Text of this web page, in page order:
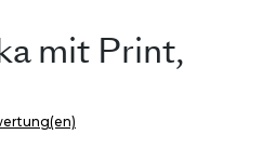
mit Print,